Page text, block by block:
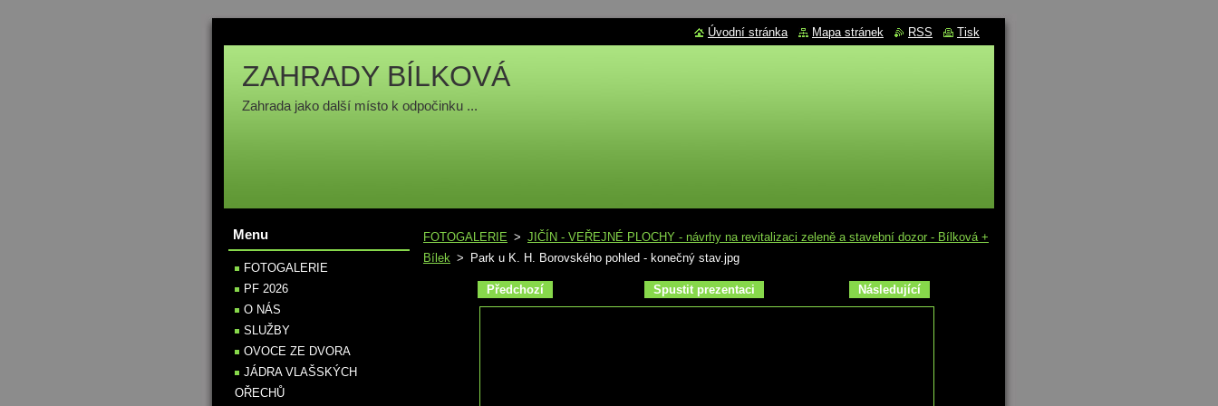
ZAHRADY BÍLKOVÁ
Zahrada jako další místo k odpočinku ...
FOTOGALERIE > JIČÍN - VEŘEJNÉ PLOCHY - návrhy na revitalizaci zeleně a stavební dozor - Bílková +
Bílek > Park u K. H. Borovského pohled - konečný stav.jpg
Předchozí Spustit prezentaci Následující
Menu
FOTOGALERIE
PF 2026
O NÁS
SLUŽBY
OVOCE ZE DVORA
JÁDRA VLAŠSKÝCH
OŘECHŮ
Úvodní stránka Mapa stránek RSS Tisk